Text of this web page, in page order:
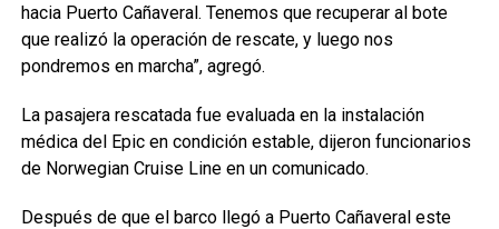
hacia Puerto Cañaveral. Tenemos que recuperar al bote
que realizó la operación de rescate, y luego nos
pondremos en marcha”, agregó.
La pasajera rescatada fue evaluada en la instalación
médica del Epic en condición estable, dijeron funcionarios
de Norwegian Cruise Line en un comunicado.
Después de que el barco llegó a Puerto Cañaveral este